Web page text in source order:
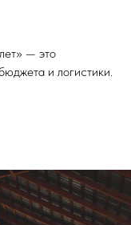
— это
и логистики.